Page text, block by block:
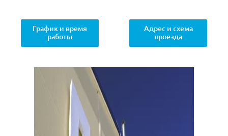
График и время
работы
Адрес и схема
проезда